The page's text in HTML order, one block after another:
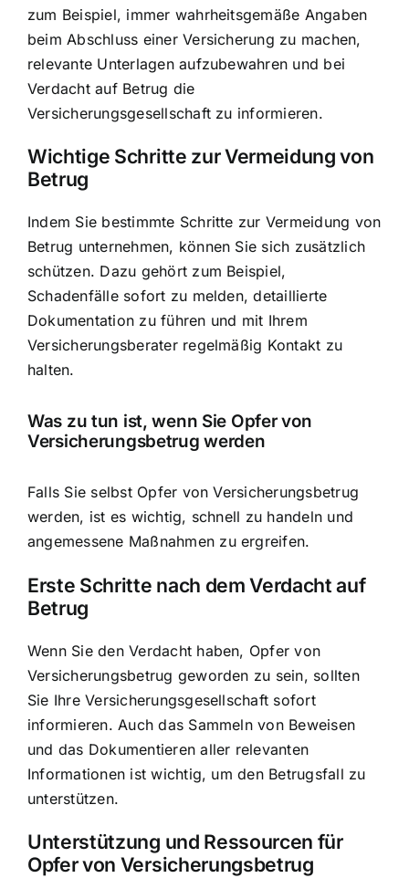
zum Beispiel, immer wahrheitsgemäße Angaben
beim Abschluss einer Versicherung zu machen,
relevante Unterlagen aufzubewahren und bei
Verdacht auf Betrug die
Versicherungsgesellschaft zu informieren.
Wichtige Schritte zur Vermeidung von
Betrug
Indem Sie bestimmte Schritte zur Vermeidung von
Betrug unternehmen, können Sie sich zusätzlich
schützen. Dazu gehört zum Beispiel,
Schadenfälle sofort zu melden, detaillierte
Dokumentation zu führen und mit Ihrem
Versicherungsberater regelmäßig Kontakt zu
halten.
Was zu tun ist, wenn Sie Opfer von
Versicherungsbetrug werden
Falls Sie selbst Opfer von Versicherungsbetrug
werden, ist es wichtig, schnell zu handeln und
angemessene Maßnahmen zu ergreifen.
Erste Schritte nach dem Verdacht auf
Betrug
Wenn Sie den Verdacht haben, Opfer von
Versicherungsbetrug geworden zu sein, sollten
Sie Ihre Versicherungsgesellschaft sofort
informieren. Auch das Sammeln von Beweisen
und das Dokumentieren aller relevanten
Informationen ist wichtig, um den Betrugsfall zu
unterstützen.
Unterstützung und Ressourcen für
Opfer von Versicherungsbetrug